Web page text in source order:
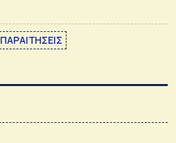
ΠΑΡΑΙΤΗΣΕΙΣ